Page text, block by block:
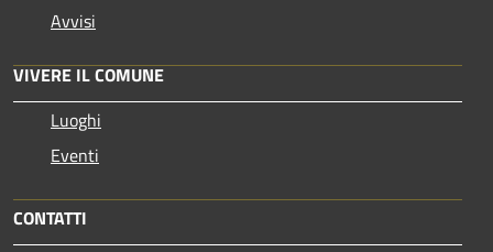
Avvisi
VIVERE IL COMUNE
Luoghi
Eventi
CONTATTI